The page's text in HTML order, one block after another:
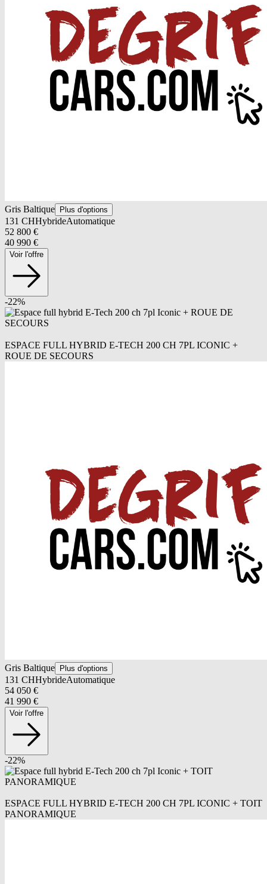
Gris Baltique Plus d'options
131 CHHybrideAutomatique
52 800 €
40 990 €
Voir l'offre
-22%
ESPACE FULL HYBRID E-TECH 200 CH 7PL ICONIC +
ROUE DE SECOURS
Gris Baltique Plus d'options
131 CHHybrideAutomatique
54 050 €
41 990 €
Voir l'offre
-22%
ESPACE FULL HYBRID E-TECH 200 CH 7PL ICONIC + TOIT
PANORAMIQUE